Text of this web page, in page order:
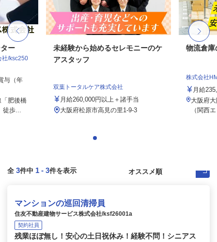
ー
社/ksc250
与（年
肥後橋
歩...
未経験から始めるセレモニーのケ
アスタッフ
双葉トータルケア株式会社
月給260,000円以上＋諸手当
大阪府松原市高見の里1-9-3
物流倉庫
株式会社
月給
大阪府
（関西
全 3件中 1 - 3件を表示
マンションの巡回清掃員
住友不動産建物サービス株式会社/ksf26001a
契約社員
残業ほぼ無し！安心の土日祝休み！経験不問！シニアス